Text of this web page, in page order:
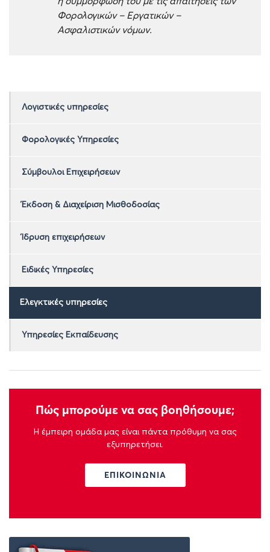
Φορολογικών – Εργατικών –
Ασφαλιστικών νόμων.
Λογιστικές υπηρεσίες
Φορολογικές Υπηρεσίες
Σύμβουλοι Επιχειρήσεων
Έκδοση & Διαχείριση Μισθοδοσίας
Ίδρυση επιχειρήσεων
Ειδικές Υπηρεσίες
Ελεγκτικές υπηρεσίες
Υπηρεσίες Εκπαίδευσης
Πώς μπορούμε να σας βοηθήσουμε;
Η έμπειρη ομάδα μας είναι πάντα πρόθυμη να σας
εξυπηρετήσει.
ΕΠΙΚΟΙΝΩΝΙΑ